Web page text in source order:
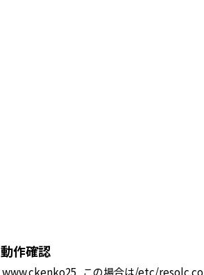
作確認
この場合は/etc/